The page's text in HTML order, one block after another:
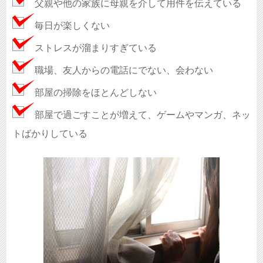
父親や他の家族に母親を介して用件を伝えている
毎日が楽しくない
ストレスが溜まりすぎている
職場、友人からの電話にでない、会わない
部屋の掃除をほとんどしない
部屋で過ごすことが増えて、ゲームやマンガ、ネッ
トばかりしている